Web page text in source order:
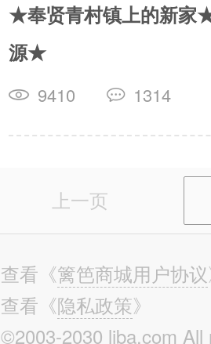
★奉贤青村镇上的新家
源★
9410 1314
上一页
查看 《篱笆商城用户协议
查看 《隐私政策》
©2003-2030 liba.com